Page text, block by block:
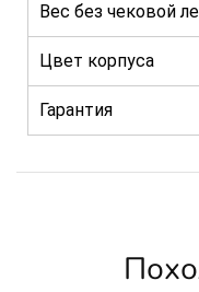
Вес без чековой
Цвет корпуса
Гарантия